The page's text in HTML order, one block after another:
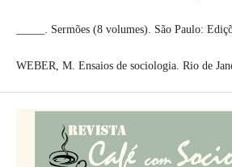
_____. Sermões (8 volumes). São Paulo:
WEBER, M. Ensaios de sociologia. Rio de